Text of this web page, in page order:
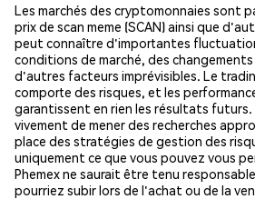
Les marchés des cryptomonnaies sont
prix de scan meme (SCAN) ainsi que
peut connaître d'importantes
conditions de marché, des
d'autres facteurs imprévisibles. Le
comporte des risques, et les
garantissent en rien les résultats futurs.
vivement de mener des recherches
place des stratégies de gestion des
uniquement ce que vous pouvez vous
Phemex ne saurait être tenu
pourriez subir lors de l'achat ou de la